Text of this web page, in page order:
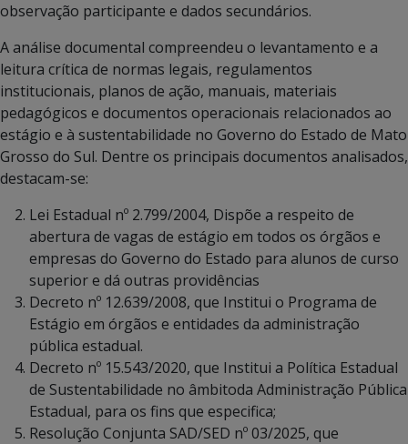
observação participante e dados secundários.
A análise documental compreendeu o levantamento e a
leitura crítica de normas legais, regulamentos
institucionais, planos de ação, manuais, materiais
pedagógicos e documentos operacionais relacionados ao
estágio e à sustentabilidade no Governo do Estado de Mato
Grosso do Sul. Dentre os principais documentos analisados,
destacam-se:
Lei Estadual nº 2.799/2004, Dispõe a respeito de
abertura de vagas de estágio em todos os órgãos e
empresas do Governo do Estado para alunos de curso
superior e dá outras providências
Decreto nº 12.639/2008, que Institui o Programa de
Estágio em órgãos e entidades da administração
pública estadual.
Decreto nº 15.543/2020, que Institui a Política Estadual
de Sustentabilidade no âmbitoda Administração Pública
Estadual, para os fins que especifica;
Resolução Conjunta SAD/SED nº 03/2025, que